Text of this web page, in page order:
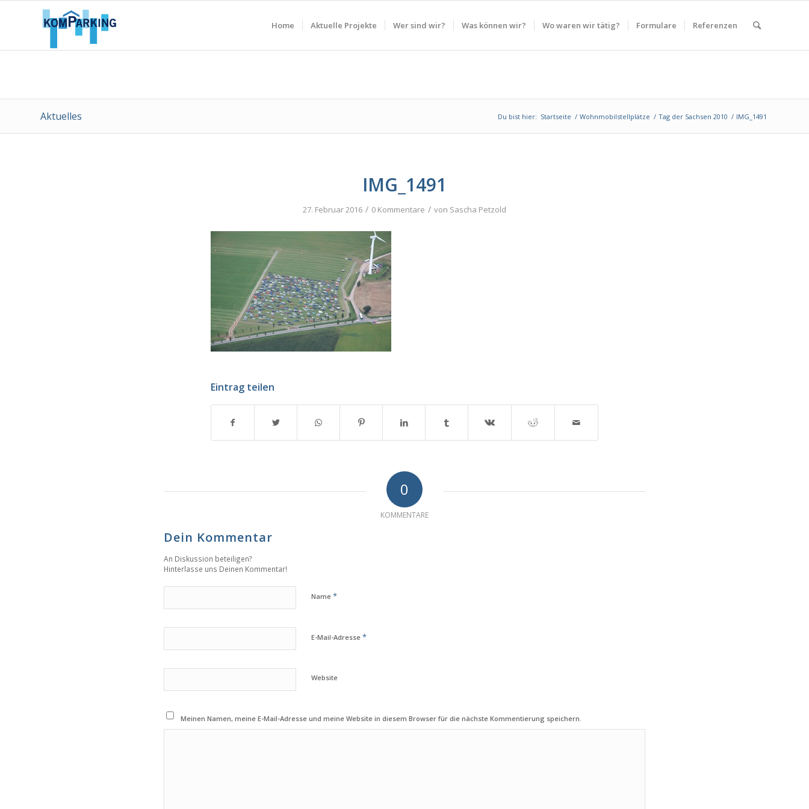
Home Aktuelle Projekte Wer sind wir? Was können wir? Wo waren wir tätig? Formulare Referenzen
Aktuelles Du bist hier: Startseite / Wohnmobilstellplätze / Tag der Sachsen 2010 / IMG_1491
IMG_1491
27. Februar 2016 / 0 Kommentare / von Sascha Petzold
Eintrag teilen
0
KOMMENTARE
Dein Kommentar
An Diskussion beteiligen?
Hinterlasse uns Deinen Kommentar!
Name *
E-Mail-Adresse *
Website
Meinen Namen, meine E-Mail-Adresse und meine Website in diesem Browser für die nächste Kommentierung speichern.